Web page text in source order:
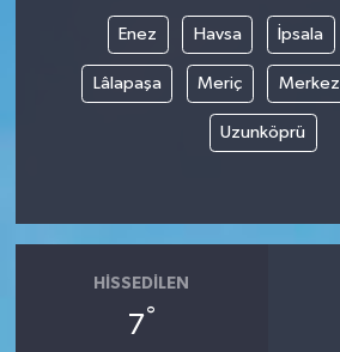
Enez Havsa İpsala
Lâlapaşa Meriç Merkez
Uzunköprü
HISSEDILEN
7°